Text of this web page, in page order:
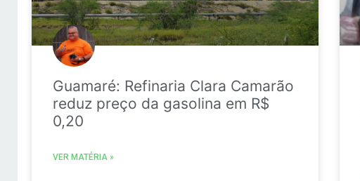
Guamaré: Refinaria Clara Camarão
reduz preço da gasolina em R$
0,20
VER MATÉRIA »